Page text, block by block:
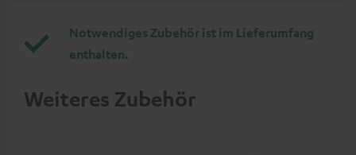
Notwendiges Zubehör ist im Lieferumfang
enthalten.
Weiteres Zubehör